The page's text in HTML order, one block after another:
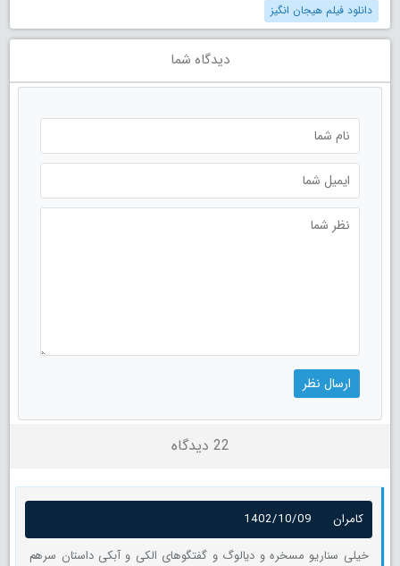
دانلود فیلم هیجان انگیز
دیدگاه شما
22 دیدگاه
کامران
1402/10/09
خیلی سناریو مسخره و دیالوگ و گفتگوهای الکی و آبکی داستان سرهم